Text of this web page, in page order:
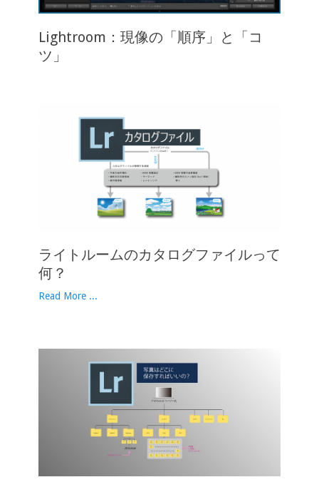
Lightroom：現像の「順序」と「コ
ツ」
ライトルームのカタログファイルって
何？
Read More ...